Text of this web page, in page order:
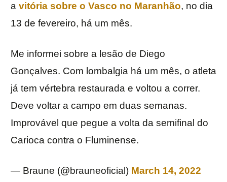
a vitória sobre o Vasco no Maranhão, no dia
13 de fevereiro, há um mês.
Me informei sobre a lesão de Diego
Gonçalves. Com lombalgia há um mês, o atleta
já tem vértebra restaurada e voltou a correr.
Deve voltar a campo em duas semanas.
Improvável que pegue a volta da semifinal do
Carioca contra o Fluminense.
— Braune (@brauneoficial) March 14, 2022